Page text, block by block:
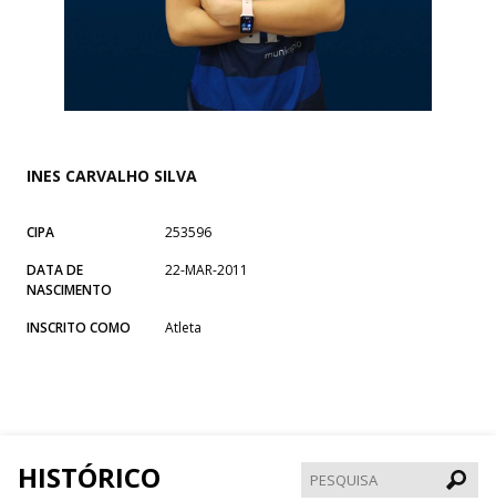
INES CARVALHO SILVA
CIPA
253596
DATA DE
NASCIMENTO
22-MAR-2011
INSCRITO COMO Atleta
HISTÓRICO